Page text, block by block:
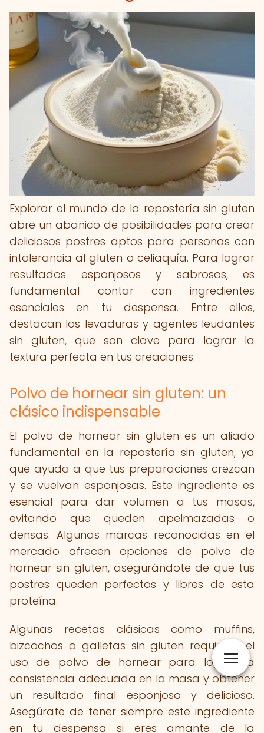
Explorar el mundo de la repostería sin gluten
abre un abanico de posibilidades para crear
deliciosos postres aptos para personas con
intolerancia al gluten o celiaquía. Para lograr
resultados esponjosos y sabrosos, es
fundamental contar con ingredientes
esenciales en tu despensa. Entre ellos,
destacan los levaduras y agentes leudantes
sin gluten, que son clave para lograr la
textura perfecta en tus creaciones.
Polvo de hornear sin gluten: un
clásico indispensable
El polvo de hornear sin gluten es un aliado
fundamental en la repostería sin gluten, ya
que ayuda a que tus preparaciones crezcan
y se vuelvan esponjosas. Este ingrediente es
esencial para dar volumen a tus masas,
evitando que queden apelmazadas o
densas. Algunas marcas reconocidas en el
mercado ofrecen opciones de polvo de
hornear sin gluten, asegurándote de que tus
postres queden perfectos y libres de esta
proteína.
Algunas recetas clásicas como muffins,
bizcochos o galletas sin gluten requieren el
uso de polvo de hornear para lograr la
consistencia adecuada en la masa y obtener
un resultado final esponjoso y delicioso.
Asegúrate de tener siempre este ingrediente
en tu despensa si eres amante de la